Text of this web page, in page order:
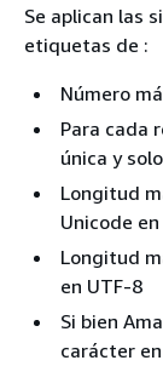
Se aplican las
etiquetas de :
Número
Para cada
única y
Longitud
Unicode
Longitud
en UTF-8
Si bien
carácter